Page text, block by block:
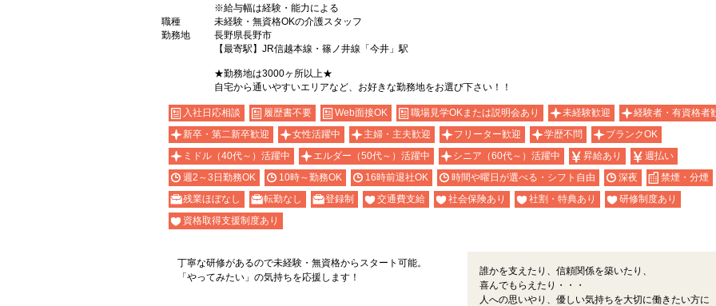
※給与幅は経験・能力による
職種
未経験・無資格OKの介護スタッフ
勤務地
長野県長野市
【最寄駅】JR信越本線・篠ノ井線「今井」駅
★勤務地は3000ヶ所以上★
自宅から通いやすいエリアなど、お好きな勤務地をお選び下さい！！
入社日応相談 履歴書不要 Web面接OK 職場見学OKまたは説明会あり 未経験歓迎
経験者・有資格者
新卒・第二新卒歓迎
女性活躍中 主婦・主夫歓迎 フリーター歓迎 学歴不問
ブランクOK
ミドル（40代～）活躍中
エルダー（50代～）活躍中 シニア（60代～）活躍中 昇給あり
週払い
週2～3日勤務OK
10時～勤務OK 16時前退社OK 時間や曜日が選べる・シフト自由 深夜
禁煙・分煙
残業ほぼなし
転勤なし 登録制 交通費支給 社会保険あり 社割・特典あり
研修制度あり
資格取得支援制度あり
丁寧な研修があるので未経験・無資格からスタート可能。
「やってみたい」の気持ちを応援します！
誰かを支えたり、信頼関係を築いたり、
喜んでもらえたり・・・
人への思いやり、優しい気持ちを大切に働きたい方に